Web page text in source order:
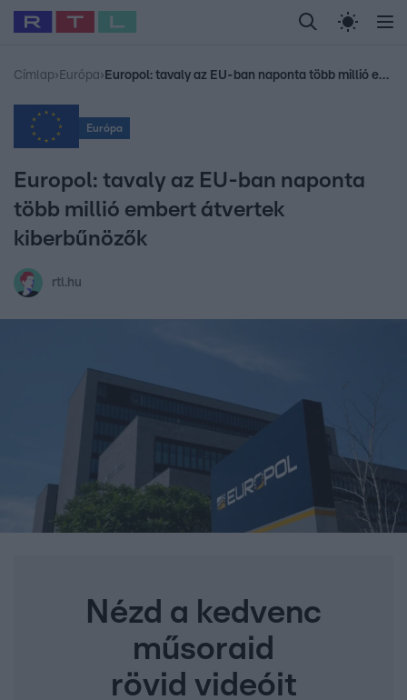
Legfrissebb RTL Híradó Randi Celeb vagyok,
Babits Marcella Most Wanted Gallusz
Címlap› Európa› Europol: tavaly az EU-ban naponta több millió embert átvertek kiberbűnözők
Európa
Europol: tavaly az EU-ban naponta
több millió embert átvertek
kiberbűnözők
rtl.hu
Nézd a kedvenc
műsoraid
rövid videóit